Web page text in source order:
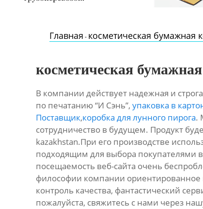
Главная - косметическая бумажная
косметическая
В компании действует надежная и
по печатанию “И Сэнь”, упаковка в
Поставщик,коробка для лунного пирога.
сотрудничество в будущем. Продукт
kazakhstan.При его производстве
подходящим для выбора покупателями
посещаемость веб-сайта очень
философии компании ориентированное
контроль качества, фантастический
пожалуйста, свяжитесь с нами через